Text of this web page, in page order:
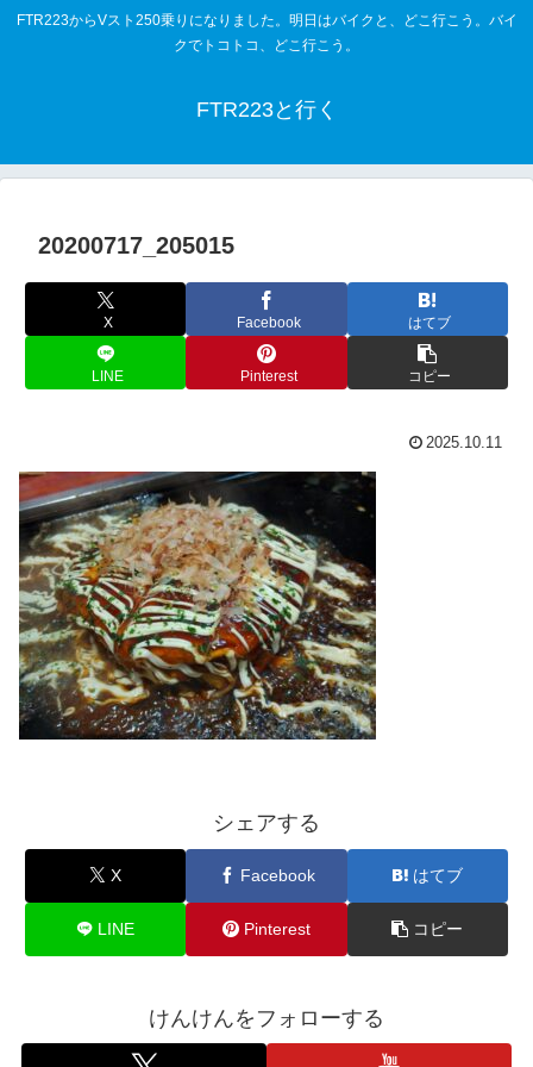
FTR223からVスト250乗りになりました。明日はバイクと、どこ行こう。バイ
クでトコトコ、どこ行こう。
FTR223と行く
20200717_205015
X Facebook はてブ
LINE Pinterest コピー
2025.10.11
シェアする
X Facebook はてブ
LINE Pinterest コピー
けんけんをフォローする